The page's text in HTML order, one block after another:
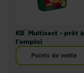
KB® Multisect - prêt à
l'emploi
Points de vente